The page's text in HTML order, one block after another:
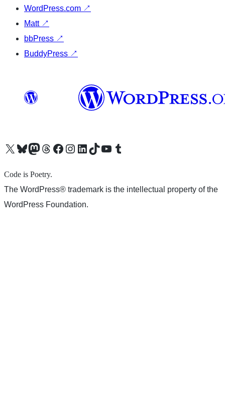
WordPress.com ↗
Matt ↗
bbPress ↗
BuddyPress ↗
X (旧 Twitter) アカウントへBluesky アカウントへMastodon アカウントへThreads アカウントへ Facebook ページへInstagram アカウントへ LinkedIn アカウントへTikTok アカウントへYouTube チャンネルへ Tumblr アカウントへ
Code is Poetry.
The WordPress® trademark is the intellectual property of the
WordPress Foundation.